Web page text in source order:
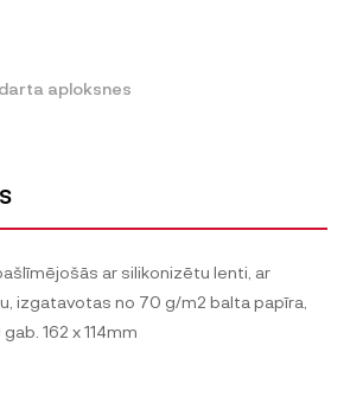
aploksnes
ar silikonizētu lenti, ar
izgatavotas no 70 g/m2 balta papīra,
162 x 114mm